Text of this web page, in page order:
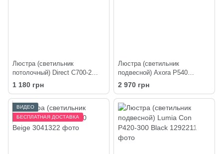
Люстра (светильник
потолочный) Direct C700-2
White
1 180 грн
Люстра (светильник
подвесной) Axora P540
OrangeBrown 8023
2 970 грн
ВИДЕО
БЕСПЛАТНАЯ ДОСТАВКА